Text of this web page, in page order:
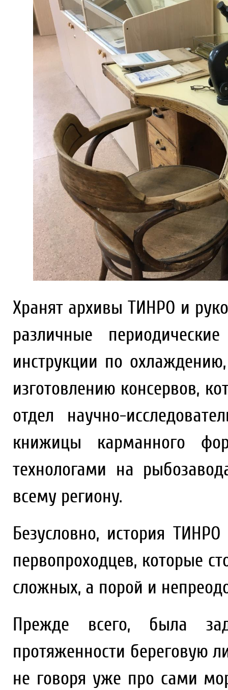
Хранят архивы ТИНРО и
различные
инструкции по
изготовлению консервов,
отдел научно-
книжицы карманного
технологами на
всему региону.
Безусловно, история
первопроходцев, которые
сложных, а порой и
Прежде всего, была
протяженности береговую
не говоря уже про сами